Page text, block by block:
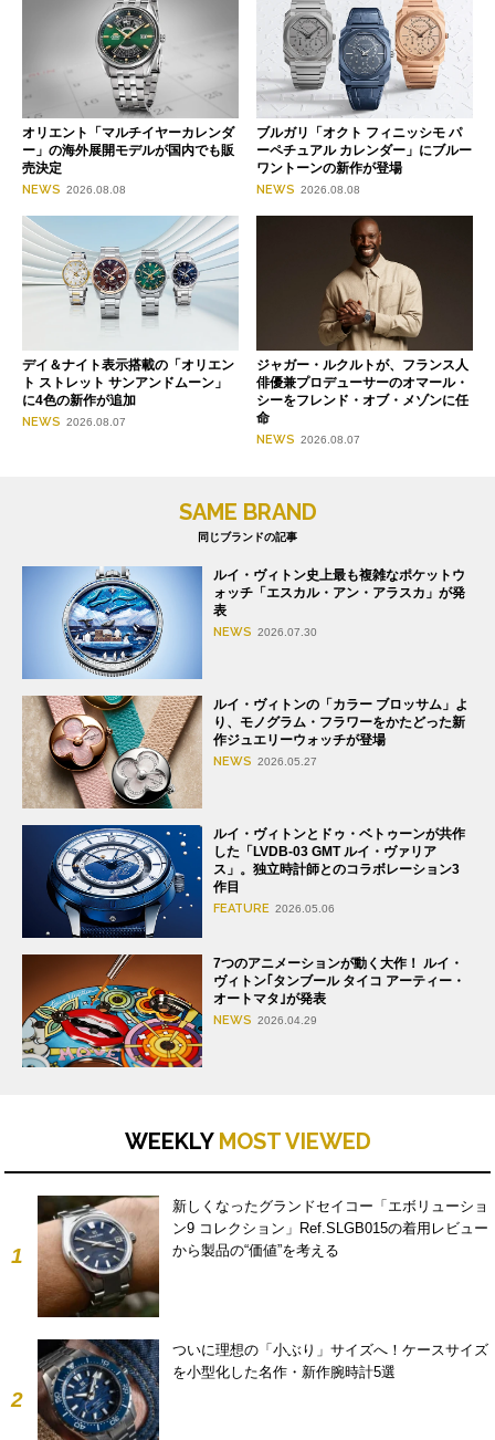
オリエント「マルチイヤーカレンダ
ー」の海外展開モデルが国内でも販
売決定
NEWS 2026.08.08
ブルガリ「オクト フィニッシモ パ
ーペチュアル カレンダー」にブルー
ワントーンの新作が登場
NEWS 2026.08.08
デイ＆ナイト表示搭載の「オリエン
ト ストレット サンアンドムーン」
に4色の新作が追加
NEWS 2026.08.07
ジャガー・ルクルトが、フランス人
俳優兼プロデューサーのオマール・
シーをフレンド・オブ・メゾンに任
命
NEWS 2026.08.07
SAME BRAND
同じブランドの記事
ルイ・ヴィトン史上最も複雑なポケットウ
ォッチ「エスカル・アン・アラスカ」が発
表
NEWS 2026.07.30
ルイ・ヴィトンの「カラー ブロッサム」よ
り、モノグラム・フラワーをかたどった新
作ジュエリーウォッチが登場
NEWS 2026.05.27
ルイ・ヴィトンとドゥ・ベトゥーンが共作
した「LVDB-03 GMT ルイ・ヴァリア
ス」。独立時計師とのコラボレーション3
作目
FEATURE 2026.05.06
7つのアニメーションが動く大作！ ルイ・
ヴィトン｢タンブール タイコ アーティー・
オートマタ｣が発表
NEWS 2026.04.29
WEEKLY MOST VIEWED
1
新しくなったグランドセイコー「エボリューショ
ン9 コレクション」Ref.SLGB015の着用レビュー
から製品の“価値”を考える
2
ついに理想の「小ぶり」サイズへ！ケースサイズ
を小型化した名作・新作腕時計5選